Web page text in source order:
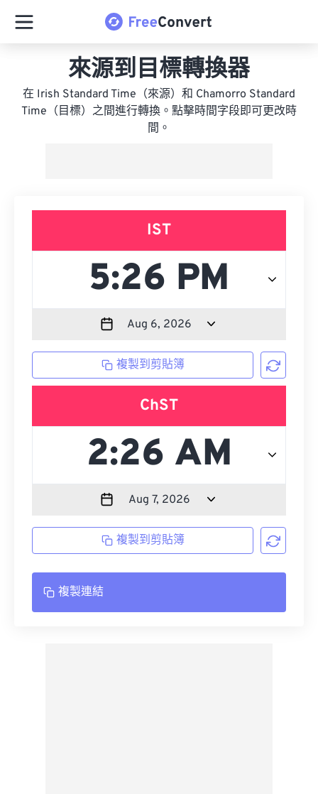
來源到目標轉換器
在 Irish Standard Time（來源）和 Chamorro Standard
Time（目標）之間進行轉換。點擊時間字段即可更改時
間。
IST
複製到剪貼簿
ChST
複製到剪貼簿
複製連結